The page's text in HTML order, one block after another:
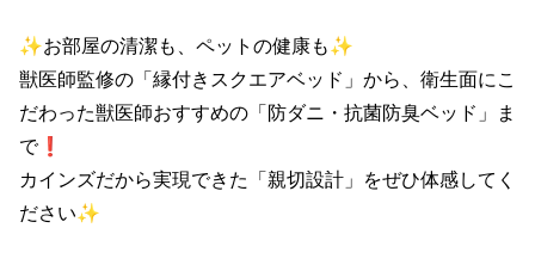
✨お部屋の清潔も、ペットの健康も✨
獣医師監修の「縁付きスクエアベッド」から、衛生面にこ
だわった獣医師おすすめの「防ダニ・抗菌防臭ベッド」ま
で❗️
カインズだから実現できた「親切設計」をぜひ体感してく
ださい✨